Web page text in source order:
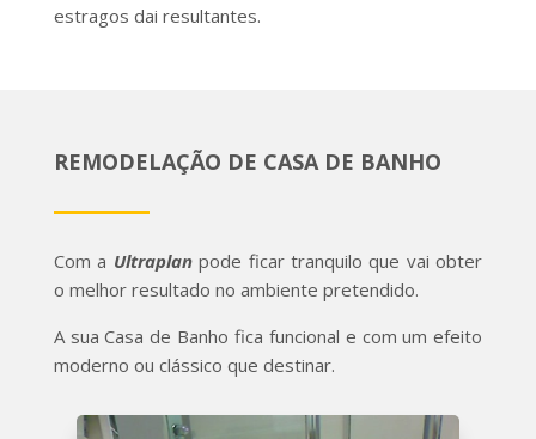
estragos dai resultantes.
REMODELAÇÃO DE CASA DE BANHO
Com a Ultraplan pode ficar tranquilo que vai obter
o melhor resultado no ambiente pretendido.
A sua Casa de Banho fica funcional e com um efeito
moderno ou clássico que destinar.